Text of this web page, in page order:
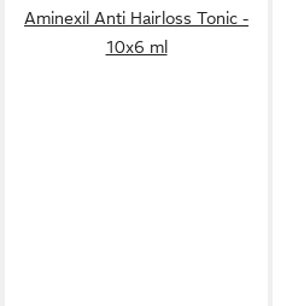
Aminexil Anti Hairloss Tonic -
10x6 ml